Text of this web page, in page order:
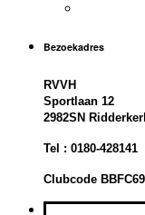
Bezoekadres
RVVH
Sportlaan 12
2982SN
Tel : 0180-428141
Clubcode